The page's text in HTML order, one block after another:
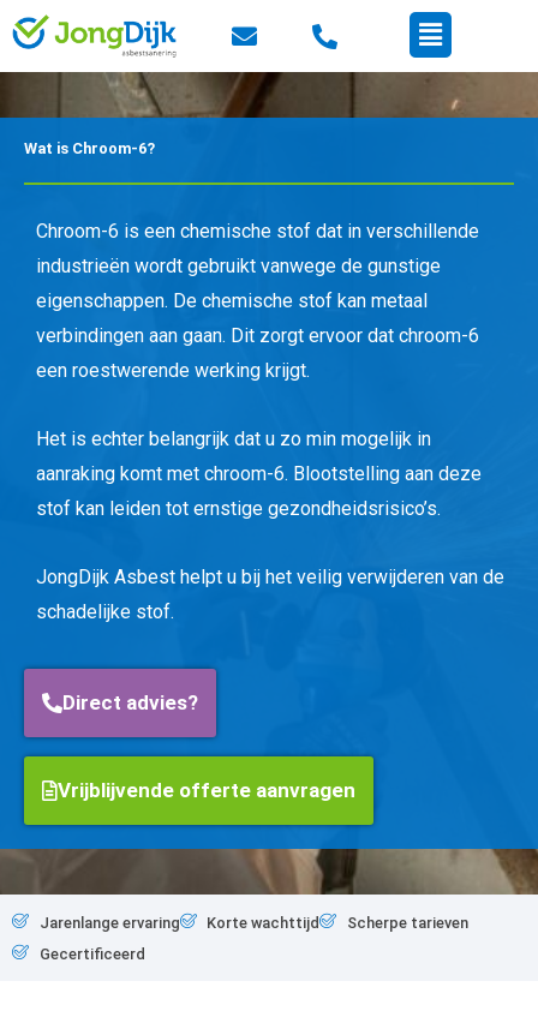
naar
de
Menu
Wat is Chroom-6?
Chroom-6 is een chemische stof dat in verschillende
industrieën wordt gebruikt vanwege de gunstige
eigenschappen. De chemische stof kan metaal
verbindingen aan gaan. Dit zorgt ervoor dat chroom-6
een roestwerende werking krijgt.
Het is echter belangrijk dat u zo min mogelijk in
aanraking komt met chroom-6. Blootstelling aan deze
stof kan leiden tot ernstige gezondheidsrisico’s.
JongDijk Asbest helpt u bij het veilig verwijderen van de
schadelijke stof.
Direct advies?
Vrijblijvende offerte aanvragen
Jarenlange ervaring Korte wachttijd
Scherpe tarieven
Gecertificeerd